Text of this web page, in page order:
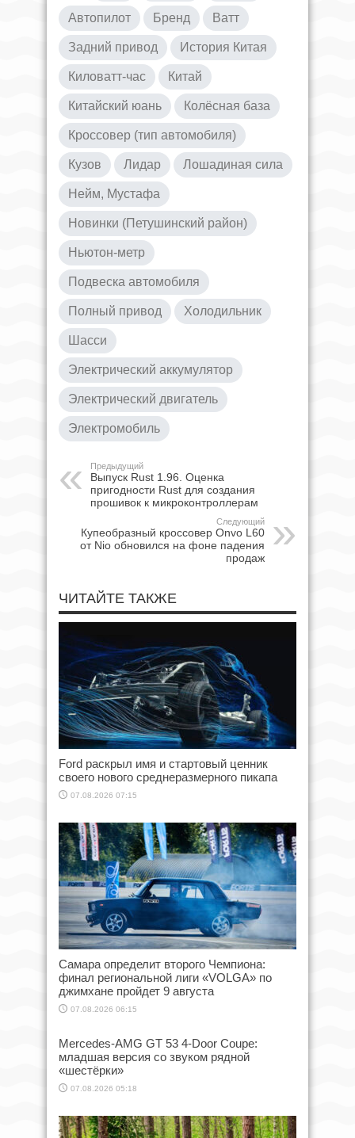
Автопилот Бренд Ватт
Задний привод История Китая
Киловатт-час Китай
Китайский юань Колёсная база
Кроссовер (тип автомобиля)
Кузов Лидар Лошадиная сила
Нейм, Мустафа
Новинки (Петушинский район)
Ньютон-метр
Подвеска автомобиля
Полный привод Холодильник
Шасси
Электрический аккумулятор
Электрический двигатель
Электромобиль
Предыдущий
Выпуск Rust 1.96. Оценка
пригодности Rust для создания
прошивок к микроконтроллерам
Следующий
Купеобразный кроссовер Onvo L60
от Nio обновился на фоне падения
продаж
ЧИТАЙТЕ ТАКЖЕ
Ford раскрыл имя и стартовый ценник
своего нового среднеразмерного пикапа
07.08.2026 07:15
Самара определит второго Чемпиона:
финал региональной лиги «VOLGA» по
джимхане пройдет 9 августа
07.08.2026 06:15
Mercedes-AMG GT 53 4-Door Coupe:
младшая версия со звуком рядной
«шестёрки»
07.08.2026 05:18